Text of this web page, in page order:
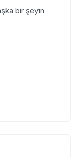
bir şeyin